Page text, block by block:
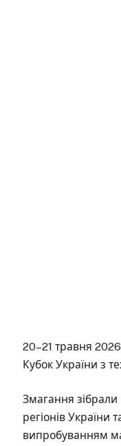
20–21 травня 2026
Кубок України з
Змагання зібрали
регіонів України
випробуванням